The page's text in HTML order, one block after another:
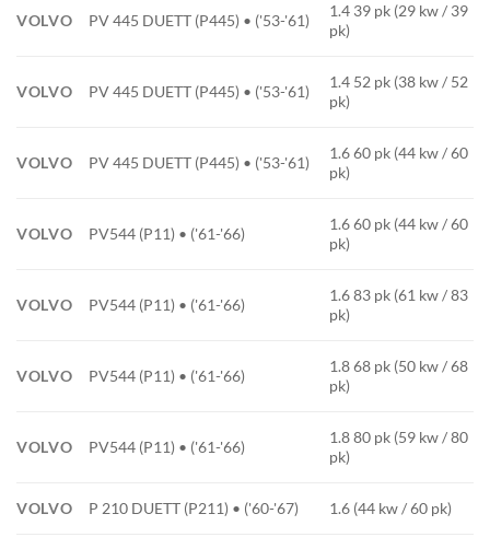
VOLVO PV 445 DUETT (P445) • ('53-'61)
1.4 39 pk (29 kw / 39
pk)
VOLVO PV 445 DUETT (P445) • ('53-'61)
1.4 52 pk (38 kw / 52
pk)
VOLVO PV 445 DUETT (P445) • ('53-'61)
1.6 60 pk (44 kw / 60
pk)
VOLVO PV544 (P11) • ('61-'66)
1.6 60 pk (44 kw / 60
pk)
VOLVO PV544 (P11) • ('61-'66)
1.6 83 pk (61 kw / 83
pk)
VOLVO PV544 (P11) • ('61-'66)
1.8 68 pk (50 kw / 68
pk)
VOLVO PV544 (P11) • ('61-'66)
1.8 80 pk (59 kw / 80
pk)
VOLVO P 210 DUETT (P211) • ('60-'67) 1.6 (44 kw / 60 pk)